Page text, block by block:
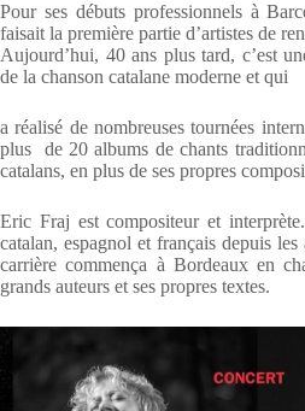
Pour ses débuts professionnels à
faisait la première partie d’artistes de
Aujourd’hui, 40 ans plus tard, c’est
de la chanson catalane moderne et qui
a réalisé de nombreuses tournées
plus de 20 albums de chants
catalans, en plus de ses propres
Eric Fraj est compositeur et
catalan, espagnol et français depuis les
carrière commença à Bordeaux en
grands auteurs et ses propres textes.